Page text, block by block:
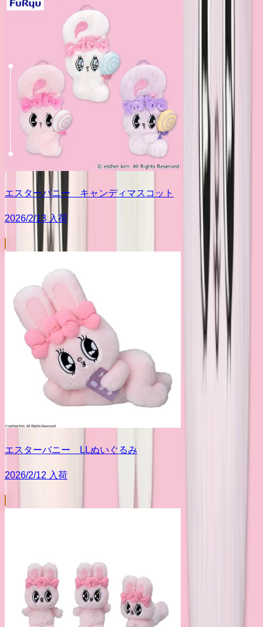
エスターバニー キャンディマスコット
2026/2/13 入荷
エスターバニー LLぬいぐるみ
2026/2/12 入荷